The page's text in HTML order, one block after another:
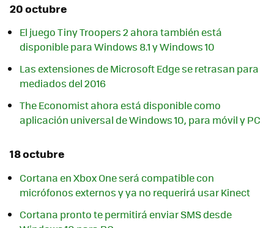
20 octubre
El juego Tiny Troopers 2 ahora también está
disponible para Windows 8.1 y Windows 10
Las extensiones de Microsoft Edge se retrasan para
mediados del 2016
The Economist ahora está disponible como
aplicación universal de Windows 10, para móvil y PC
18 octubre
Cortana en Xbox One será compatible con
micrófonos externos y ya no requerirá usar Kinect
Cortana pronto te permitirá enviar SMS desde